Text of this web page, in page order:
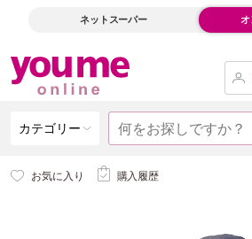
ネットスーパー
カテゴリー
お気に入り 購入履歴